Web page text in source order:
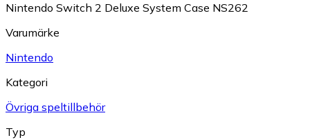
Nintendo Switch 2 Deluxe System Case NS262
Varumärke
Nintendo
Kategori
Övriga speltillbehör
Typ